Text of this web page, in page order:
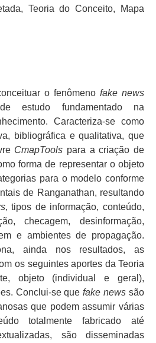
Teoria do Conceito, Mapa
o fenômenofake news
estudo fundamentado na
Caracteriza-se como
bibliográfica e qualitativa, que
CmapTools para a criação de
forma de representar o objeto
para o modelo conforme
de Ranganathan, resultando
, tipos de informação, conteúdo,
checagem, desinformação,
e ambientes de propagação.
ainda nos resultados, as
os seguintes aportes da Teoria
objeto (individual e geral),
Conclui-se quefake news são
que podem assumir várias
totalmente fabricado até
são disseminadas